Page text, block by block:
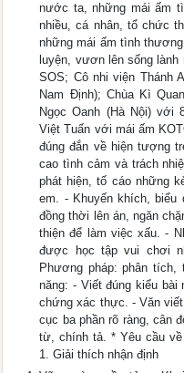
nước ta, những mái ấm
nhiều, cá nhân, tổ chức
những mái ấm tình
luyện, vươn lên sống
SOS; Cô nhi viện Thánh
Nam Định); Chùa Kì
Ngọc Oanh (Hà Nội) với
Việt Tuấn với mái ấm
đúng đắn về hiện tượng
cao tình cảm và trách
phát hiện, tố cáo những
em. - Khuyến khích,
đồng thời lên án, ngăn
thiện để làm việc xấu. -
được học tập vui chơi
Phương pháp: phân
năng: - Viết đúng kiểu bài
chứng xác thực. - Văn
cục ba phần rõ ràng, cân
từ, chính tả. * Yêu cầu
1. Giải thích nhận định